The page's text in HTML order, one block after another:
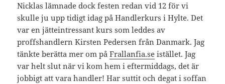
Nicklas lämnade dock festen redan vid 12 för vi
skulle ju upp tidigt idag på Handlerkurs i Hylte. Det
var en jätteintressant kurs som leddes av
proffshandlern Kirsten Pedersen från Danmark. Jag
tänkte berätta mer om påFrallanfia.se istället. Jag
var helt slut när vi kom hem i eftermiddags, det är
jobbigt att vara handler! Har suttit och degat i soffan